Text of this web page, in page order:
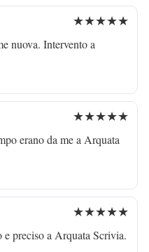
★★★★★
nuova. Intervento a
★★★★★
erano da me a Arquata
★★★★★
preciso a Arquata Scrivia.